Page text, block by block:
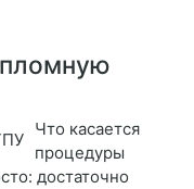
Что касается
процедуры
достаточно